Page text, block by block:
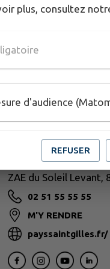
PAYS DE SAINT-
ZAE du Soleil Levant,
02 51 55 55 55
M'Y RENDRE
payssaintgilles.fr/
plus, consultez
d'audience
REFUSER